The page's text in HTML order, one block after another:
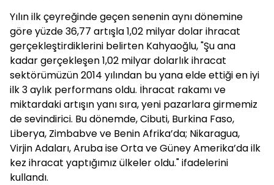
Yılın ilk çeyreğinde geçen senenin aynı dönemine
göre yüzde 36,77 artışla 1,02 milyar dolar ihracat
gerçekleştirdiklerini belirten Kahyaoğlu, "Şu ana
kadar gerçekleşen 1,02 milyar dolarlık ihracat
sektörümüzün 2014 yılından bu yana elde ettiği en iyi
ilk 3 aylık performans oldu. İhracat rakamı ve
miktardaki artışın yanı sıra, yeni pazarlara girmemiz
de sevindirici. Bu dönemde, Cibuti, Burkina Faso,
Liberya, Zimbabve ve Benin Afrika’da; Nikaragua,
Virjin Adaları, Aruba ise Orta ve Güney Amerika’da ilk
kez ihracat yaptığımız ülkeler oldu." ifadelerini
kullandı.